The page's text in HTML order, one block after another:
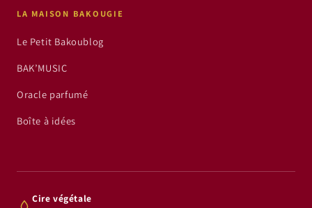
LA MAISON BAKOUGIE
Le Petit Bakoublog
BAK’MUSIC
Oracle parfumé
Boîte à idées
Cire végétale